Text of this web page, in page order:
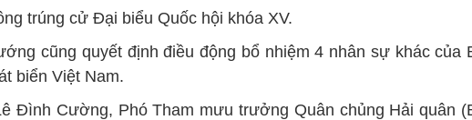
trúng cử Đại biểu Quốc hội khóa XV.
cũng quyết định điều động bổ nhiệm 4 nhân sự khác của
biển Việt Nam.
Đình Cường, Phó Tham mưu trưởng Quân chủng Hải quân